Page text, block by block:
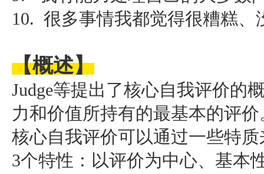
10. 很多事情我都觉得很糟糕、
【概述】
Judge等提出了核心自我评价的
力和价值所持有的最基本的评价
核心自我评价可以通过一些特
3个特性：以评价为中心、基本